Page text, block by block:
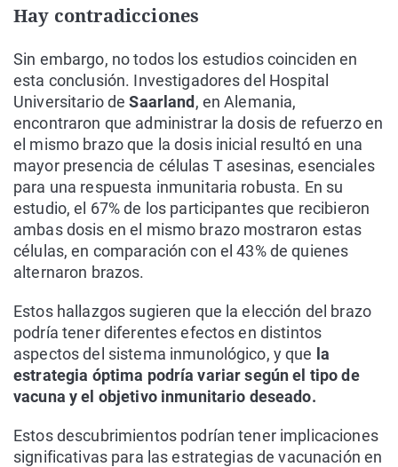
Hay contradicciones
Sin embargo, no todos los estudios coinciden en
esta conclusión. Investigadores del Hospital
Universitario deSaarland , en Alemania,
encontraron que administrar la dosis de refuerzo en
el mismo brazo que la dosis inicial resultó en una
mayor presencia de células T asesinas, esenciales
para una respuesta inmunitaria robusta. En su
estudio, el 67% de los participantes que recibieron
ambas dosis en el mismo brazo mostraron estas
células, en comparación con el 43% de quienes
alternaron brazos.
Estos hallazgos sugieren que la elección del brazo
podría tener diferentes efectos en distintos
aspectos del sistema inmunológico, y que la
estrategia óptima podría variar según el tipo de
vacuna y el objetivo inmunitario deseado.
Estos descubrimientos podrían tener implicaciones
significativas para las estrategias de vacunación en